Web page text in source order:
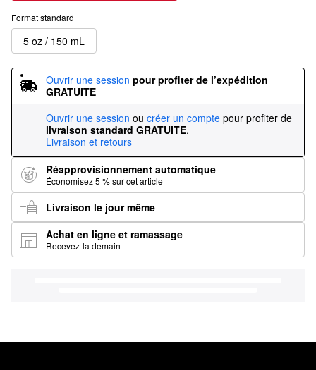
Format standard
5 oz / 150 mL
Ouvrir une session pour profiter de l’expédition
GRATUITE
Ouvrir une session ou créer un compte pour profiter de
livraison standard GRATUITE.
Livraison et retours
Réapprovisionnement automatique
Économisez 5 % sur cet article
Livraison le jour même
Achat en ligne et ramassage
Recevez-la demain